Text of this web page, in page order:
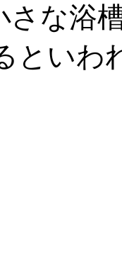
さな浴
といわ